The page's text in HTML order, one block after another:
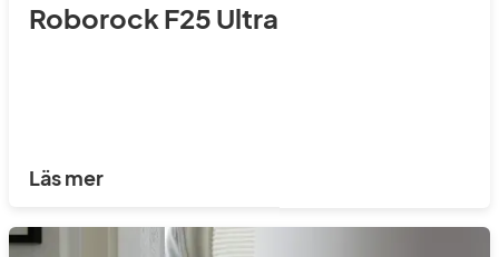
Roborock F25 Ultra
Läs mer